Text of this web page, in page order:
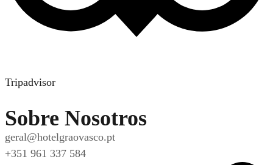
Tripadvisor
Sobre Nosotros
geral@hotelgraovasco.pt
+351 961 337 584